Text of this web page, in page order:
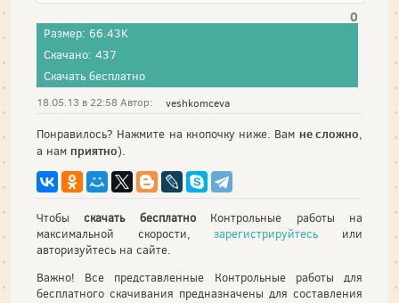
0
Размер: 66.43K
Скачано: 437
Скачать бесплатно
18.05.13 в 22:58 Автор: veshkomceva
Понравилось? Нажмите на кнопочку ниже. Вам не сложно,
а нам приятно).
Чтобыскачать бесплатноКонтрольные работы на
максимальной скорости,зарегистрируйтесь или
авторизуйтесь на сайте.
Важно! Все представленные Контрольные работы для
бесплатного скачивания предназначены для составления